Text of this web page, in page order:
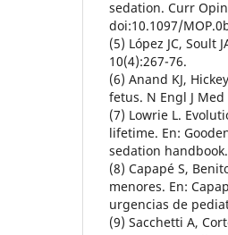
sedation. Curr
doi:10.1097/
(5) López JC, Soult
10(4):267-76.
(6) Anand KJ,
fetus. N Engl J Med
(7) Lowrie L.
lifetime. En:
sedation
(8) Capapé S,
menores. En:
urgencias de
(9) Sacchetti A,